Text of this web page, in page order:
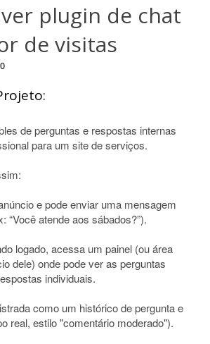
plugin de chat
de visitas
de perguntas e respostas internas
para um site de serviços.
e pode enviar uma mensagem
“Você atende aos sábados?”).
logado, acessa um painel (ou área
dele) onde pode ver as perguntas
individuais.
como um histórico de pergunta e
real, estilo "comentário moderado").